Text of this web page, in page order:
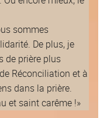
sommes
De plus, je
de prière plus
Réconciliation et à
dans la prière.
et saint carême !»